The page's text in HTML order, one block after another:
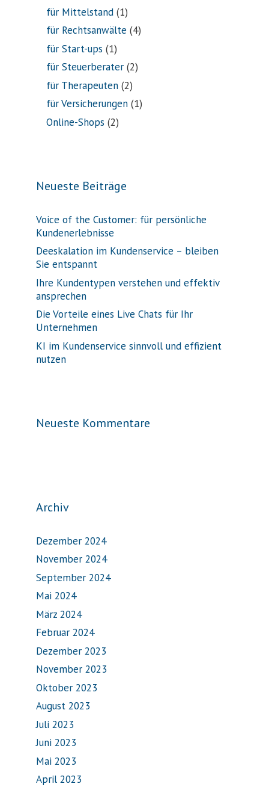
für Mittelstand (1)
für Rechtsanwälte (4)
für Start-ups (1)
für Steuerberater (2)
für Therapeuten (2)
für Versicherungen (1)
Online-Shops (2)
Neueste Beiträge
Voice of the Customer: für persönliche
Kundenerlebnisse
Deeskalation im Kundenservice – bleiben
Sie entspannt
Ihre Kundentypen verstehen und effektiv
ansprechen
Die Vorteile eines Live Chats für Ihr
Unternehmen
KI im Kundenservice sinnvoll und effizient
nutzen
Neueste Kommentare
Archiv
Dezember 2024
November 2024
September 2024
Mai 2024
März 2024
Februar 2024
Dezember 2023
November 2023
Oktober 2023
August 2023
Juli 2023
Juni 2023
Mai 2023
April 2023